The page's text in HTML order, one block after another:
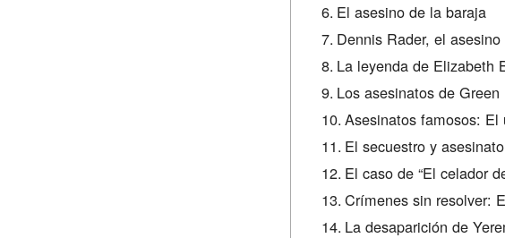
El asesino de la baraja
Dennis Rader, el
La leyenda de Elizabeth
Los asesinatos de Green
Asesinatos famosos:
El secuestro y
El caso de “El celador
Crímenes sin resolver:
La desaparición de